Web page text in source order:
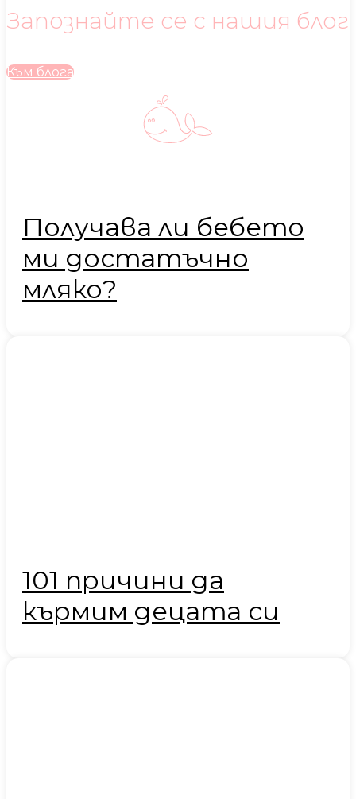
Запознайте се с нашия блог
Към блога
Получава ли бебето
ми достатъчно
мляко?
101 причини да
кърмим децата си